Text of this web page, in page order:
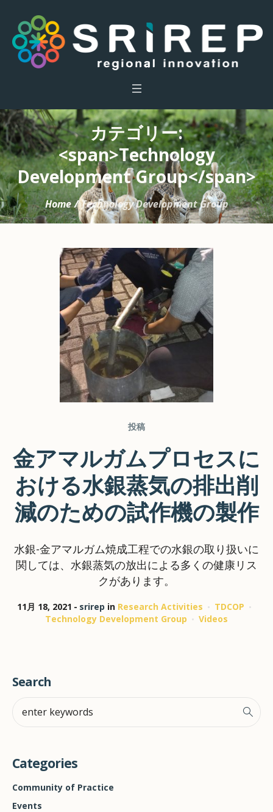
カテゴリー:
<span>Technology
Development Group</span>
Home /Technology Development Group
投稿
金アマルガムプロセスに
おける水銀蒸気の排出削
減のための試作機の製作
水銀-金アマルガム焼成工程での水銀の取り扱いに
関しては、水銀蒸気の放出による多くの健康リス
クがあります。
11月 18, 2021 srirep in Research Activities
TDCOP
Technology Development Group
Videos
Search
Categories
Community of Practice
Events